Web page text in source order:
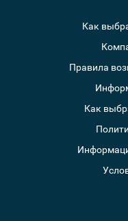
Как
Правила
Как